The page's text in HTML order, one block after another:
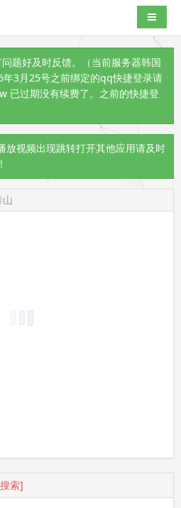
导航切
问题好及时反馈。（当前服务器韩国
3月25号之前绑定的qq快捷登录请
已过期没有续费了。之前的快捷登
放视频出现跳转打开其他应用请及时
山
索]